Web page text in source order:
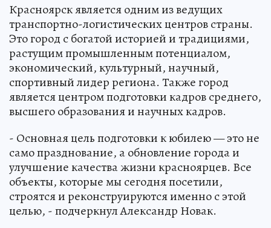
Красноярск является одним из ведущих
транспортно-логистических центров страны.
Это город с богатой историей и традициями,
растущим промышленным потенциалом,
экономический, культурный, научный,
спортивный лидер региона. Также город
является центром подготовки кадров среднего,
высшего образования и научных кадров.
- Основная цель подготовки к юбилею — это не
само празднование, а обновление города и
улучшение качества жизни красноярцев. Все
объекты, которые мы сегодня посетили,
строятся и реконструируются именно с этой
целью, - подчеркнул Александр Новак.